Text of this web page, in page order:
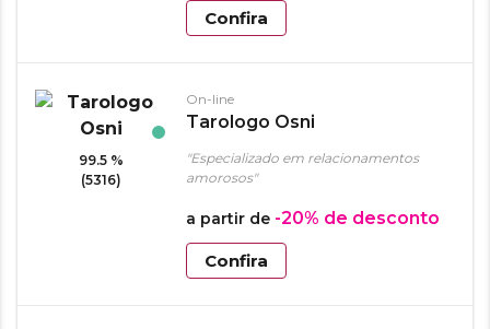
Confira
99.5 %
(5316)
On-line
Tarologo Osni
"Especializado em relacionamentos
amorosos"
a partir de -20% de desconto
Confira